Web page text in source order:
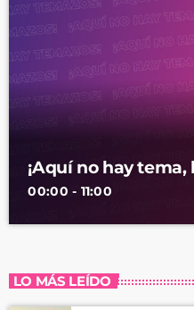
¡Aquí no hay tema,
00:00 - 11:00
LO MÁS LEÍDO